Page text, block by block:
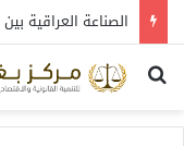
بحث عن